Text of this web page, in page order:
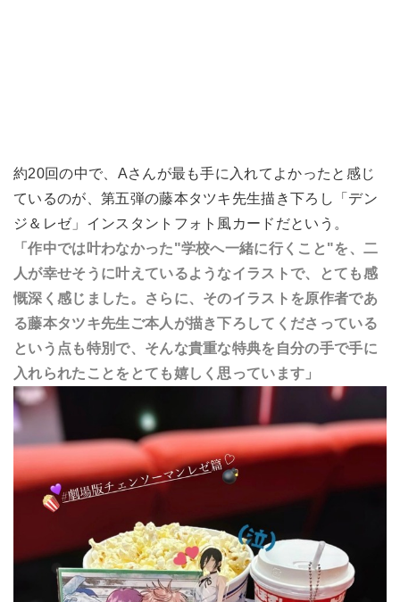
約20回の中で、Aさんが最も手に入れてよかったと感じ
ているのが、第五弾の藤本タツキ先生描き下ろし「デン
ジ＆レゼ」インスタントフォト風カードだという。
「作中では叶わなかった"学校へ一緒に行くこと"を、二
人が幸せそうに叶えているようなイラストで、とても感
慨深く感じました。さらに、そのイラストを原作者であ
る藤本タツキ先生ご本人が描き下ろしてくださっている
という点も特別で、そんな貴重な特典を自分の手で手に
入れられたことをとても嬉しく思っています」